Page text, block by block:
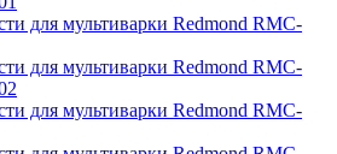
для мультиварки Redmond RMC-
для мультиварки Redmond RMC-
для мультиварки Redmond RMC-